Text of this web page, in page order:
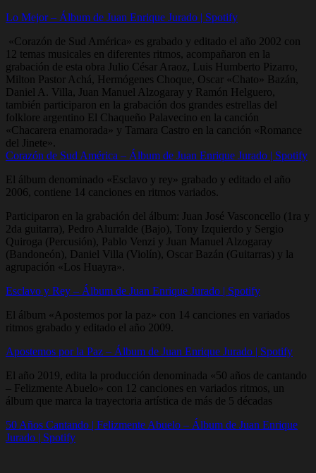
Lo Mejor – Álbum de Juan Enrique Jurado | Spotify
«Corazón de Sud América» es grabado y editado el año 2002 con
12 temas musicales en diferentes ritmos, acompañaron en la
grabación de esta obra Julio César Araoz, Luis Humberto Pizarro,
Milton Pastor Achá, Hermógenes Choque, Oscar «Chato» Bazán,
Daniel A. Villa, Juan Manuel Alzogaray y Ramón Helguero,
también participaron en la grabación dos grandes estrellas del
folklore argentino El Chaqueño Palavecino en la canción
«Chacarera enamorada» y Tamara Castro en la canción «Romance
del Jinete».
Corazón de Sud América – Álbum de Juan Enrique Jurado | Spotify
El álbum denominado «Esclavo y rey» grabado y editado el año
2006, contiene 14 canciones en ritmos variados.
Participaron en la grabación del álbum: Juan José Vasconcello (1ra y
2da guitarra), Pedro Alurralde (Bajo), Tony Izquierdo y Sergio
Quiroga (Percusión), Pablo Venzi y Juan Manuel Alzogaray
(Bandoneón), Daniel Villa (Violín), Oscar Bazán (Guitarras) y la
agrupación «Los Huayra».
Esclavo y Rey – Álbum de Juan Enrique Jurado | Spotify
El álbum «Apostemos por la paz» con 14 canciones en variados
ritmos grabado y editado el año 2009.
Apostemos por la Paz – Álbum de Juan Enrique Jurado | Spotify
El año 2019, edita la producción denominada «50 años de cantando
– Felizmente Abuelo» con 12 canciones en variados ritmos, un
álbum que marca la trayectoria artística de más de 5 décadas
50 Años Cantando | Felizmente Abuelo – Álbum de Juan Enrique
Jurado | Spotify